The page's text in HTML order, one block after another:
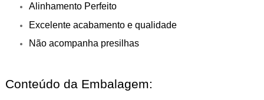
Alinhamento Perfeito
Excelente acabamento e qualidade
Não acompanha presilhas
Conteúdo da Embalagem: